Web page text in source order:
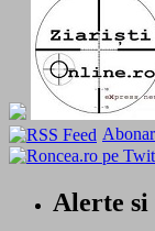
Alerte